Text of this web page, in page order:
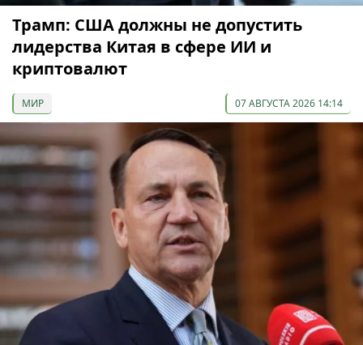
Трамп: США должны не допустить
лидерства Китая в сфере ИИ и
криптовалют
МИР 07 АВГУСТА 2026 14:14